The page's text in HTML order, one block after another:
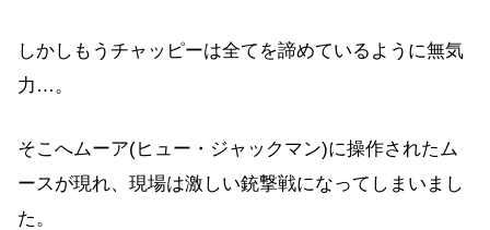
しかしもうチャッピーは全てを諦めているように無気
力…。
そこへムーア(ヒュー・ジャックマン)に操作されたム
ースが現れ、現場は激しい銃撃戦になってしまいまし
た。